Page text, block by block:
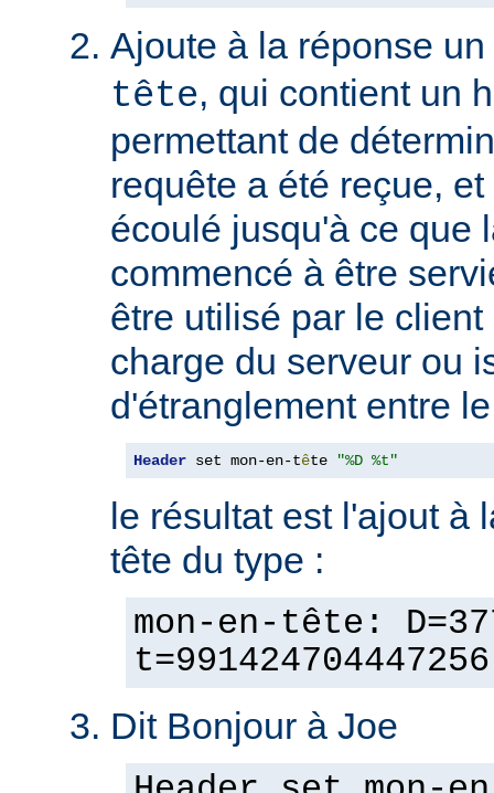
Ajoute à la réponse
tête, qui contient un
permettant de
requête a été reçue,
écoulé jusqu'à ce que
commencé à être
être utilisé par le
charge du serveur ou
d'étranglement entre
Header set mon-en-tête "%D %t"
le résultat est l'ajout à
tête du type :
mon-en-tête:
t=991424704447256
Dit Bonjour à Joe